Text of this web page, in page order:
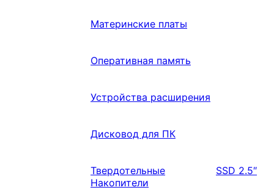
Материнские платы
Оперативная память
Устройства расширения
Дисковод для ПК
Твердотельные
Накопители
SSD 2.5″